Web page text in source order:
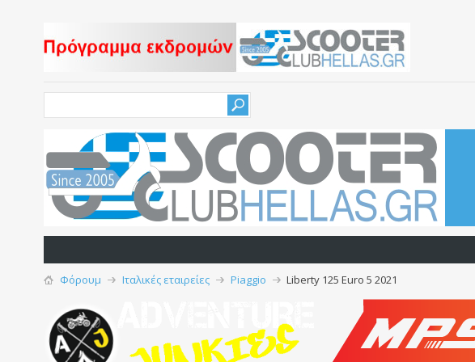
Φόρουμ Iταλικές εταιρείες Piaggio Liberty 125 Euro 5 2021